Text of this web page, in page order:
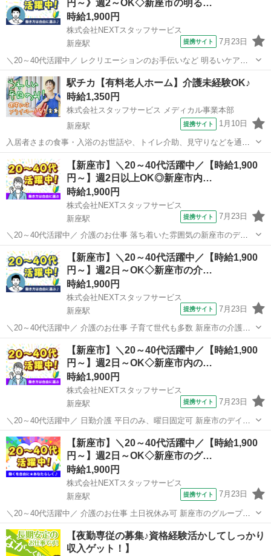
まの生活...
円～》週2～OK◇新座市の明る…
時給1,900円
株式会社NEXTスタッフサービス
新座駅
提携サイト 7月23日
＼20～40代活躍中／ レクリエーションのお手伝いなど 明るいケアホ
ーム */* *「フルタイムは難しい…」という方必見!週2や時短も相談可
能な日勤ワーク* *＼* 利用者さんの生活のサポートをお願いします。
まずは名...
埼玉 新座市 新座駅 介護
駅チカ【有料老人ホーム】介護未経験OK♪
時給1,350円
株式会社スタッフサービス メディカル事業本部
新座駅
提携サイト 1月10日
入居者さまの食事・入浴のお世話や、トイレ介助、見守りなどを通し
て日常生活をしていく中での手厚い支援などをお願いします。 ◆スタ
ッフサービス・メディカル埼玉介護オフィス【０１２０−５１５−８６
４】 派遣社員 ■交通費支給...
埼玉 新座市 新座駅
【新座市】＼20～40代活躍中／【時給1,900
円～】週2日以上OK◎新座市内…
時給1,900円
株式会社NEXTスタッフサービス
新座駅
提携サイト 7月23日
＼20～40代活躍中／ 介護のお仕事 落ち着いた雰囲気の新座市のデイ
サービス 施設について ‾‾‾‾‾‾‾‾‾‾‾‾‾ 明るいフロアが印象的な、綺麗な介
護施設 地域のシニアの快適な毎日をサポートしています。 スタッフ1
人...
埼玉 新座市 新座駅
【新座市】＼20～40代活躍中／【時給1,900
円～】週2日～OK◇新座市の介…
時給1,900円
株式会社NEXTスタッフサービス
新座駅
提携サイト 7月23日
＼20～40代活躍中／ 介護のお仕事 子育て世代も多数 新座市の介護施
設 *✨ブランクOK&子育て世代歓迎✨* *明るく清潔な施設で、笑顔あふ
れるお仕事♪* *「おかえりなさい」と迎えてくれる温かい雰囲気の中
で、一緒に働...
埼玉 新座市 新座駅
【新座市】＼20～40代活躍中／【時給1,900
円～】週2日～OK◇新座市内の…
時給1,900円
株式会社NEXTスタッフサービス
新座駅
提携サイト 7月23日
＼20～40代活躍中／ 日勤介護 平日のみ、曜日固定可 新座市のデイサ
ービス *✨ブランクOK&子育て世代歓迎✨* *✅20～50代の主婦(夫)さん
多数活躍中* *✅久しぶりの職場復帰もサポートします◎* *✅日勤の
み/...
埼玉 新座市 新座駅
【新座市】＼20～40代活躍中／【時給1,900
円～】週2日～OK◇新座市のグ…
時給1,900円
株式会社NEXTスタッフサービス
新座駅
提携サイト 7月23日
＼20～40代活躍中／ 介護のお仕事 土日祝休み可 新座市のグループホ
ーム ╭━━━━━━━━━━━━━╮ *融通が利くので働きやすい!* *
週2日からの柔軟シフト* ╰━━━━━━v━━━━━━╯ NEXTス...
埼玉 新座市 新座駅 介護
【夜勤専従の募集♪資格経験活かしてしっかり
収入ゲット！】